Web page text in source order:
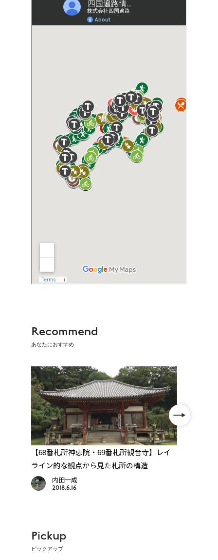
Recommend
あなたにおすすめ
【68番札所神恵院・69番札所観音寺】レイ
ライン的な観点から見た札所の構造
内田一成
2018.6.16
Pickup
ピックアップ